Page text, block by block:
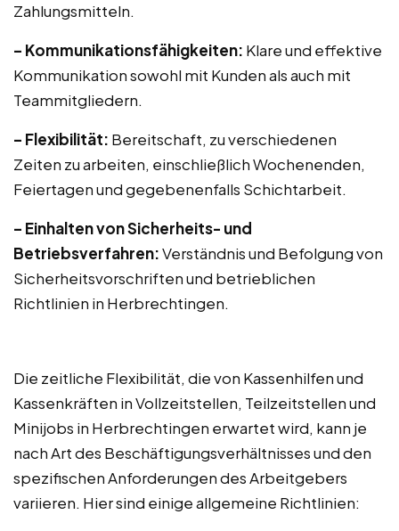
Zahlungsmitteln.
– Kommunikationsfähigkeiten: Klare und effektive
Kommunikation sowohl mit Kunden als auch mit
Teammitgliedern.
– Flexibilität: Bereitschaft, zu verschiedenen
Zeiten zu arbeiten, einschließlich Wochenenden,
Feiertagen und gegebenenfalls Schichtarbeit.
– Einhalten von Sicherheits- und
Betriebsverfahren:Verständnis und Befolgung von
Sicherheitsvorschriften und betrieblichen
Richtlinien in Herbrechtingen.
Die zeitliche Flexibilität, die von Kassenhilfen und
Kassenkräften in Vollzeitstellen, Teilzeitstellen und
Minijobs in Herbrechtingen erwartet wird, kann je
nach Art des Beschäftigungsverhältnisses und den
spezifischen Anforderungen des Arbeitgebers
variieren. Hier sind einige allgemeine Richtlinien: